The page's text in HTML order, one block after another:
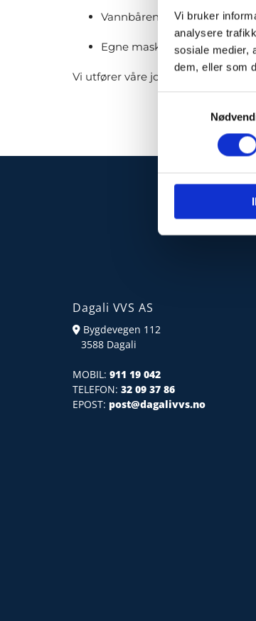
Vi bruker
analysere
sosiale medier,
dem, eller som
Vannbåren varme/
Egne maskiner for
Vi utfører våre jobber med
Dagali VVS AS
 Bygdevegen 112
3588 Dagali
MOBIL: 911 19 042
TELEFON: 32 09 37 86
EPOST: post@dagalivvs.no